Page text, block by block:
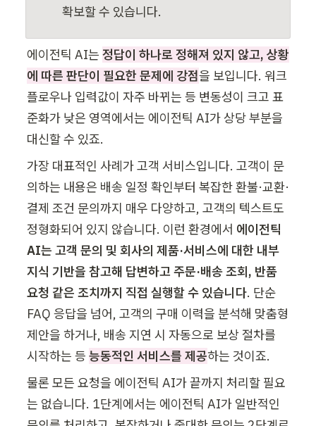
확보할 수 있습니다.
에이전틱 AI는 정답이 하나로 정해져 있지 않고, 상황
에 따른 판단이 필요한 문제에 강점을 보입니다. 워크
플로우나 입력값이 자주 바뀌는 등 변동성이 크고 표
준화가 낮은 영역에서는 에이전틱 AI가 상당 부분을
대신할 수 있죠.
가장 대표적인 사례가 고객 서비스입니다. 고객이 문
의하는 내용은 배송 일정 확인부터 복잡한 환불·교환·
결제 조건 문의까지 매우 다양하고, 고객의 텍스트도
정형화되어 있지 않습니다. 이런 환경에서 에이전틱
AI는 고객 문의 및 회사의 제품·서비스에 대한 내부
지식 기반을 참고해 답변하고 주문·배송 조회, 반품
요청 같은 조치까지 직접 실행할 수 있습니다. 단순
FAQ 응답을 넘어, 고객의 구매 이력을 분석해 맞춤형
제안을 하거나, 배송 지연 시 자동으로 보상 절차를
시작하는 등 능동적인 서비스를 제공하는 것이죠.
물론 모든 요청을 에이전틱 AI가 끝까지 처리할 필요
는 없습니다. 1단계에서는 에이전틱 AI가 일반적인